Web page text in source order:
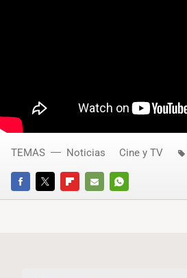
FACEBOOKTWITTERFLIPBOARD
E-
WHATSAPP
TEMAS Noticias Cine y TV